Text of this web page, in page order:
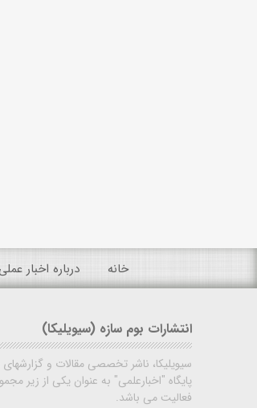
خانه درباره اخبار
انتشارات بوم سازه (سیویلیکا)
سیویلیکا، ناشر تخصصی مقالات و
پایگاه "اخبارعلمی" به عنوان یکی از زیر
فعالیت می باشد.